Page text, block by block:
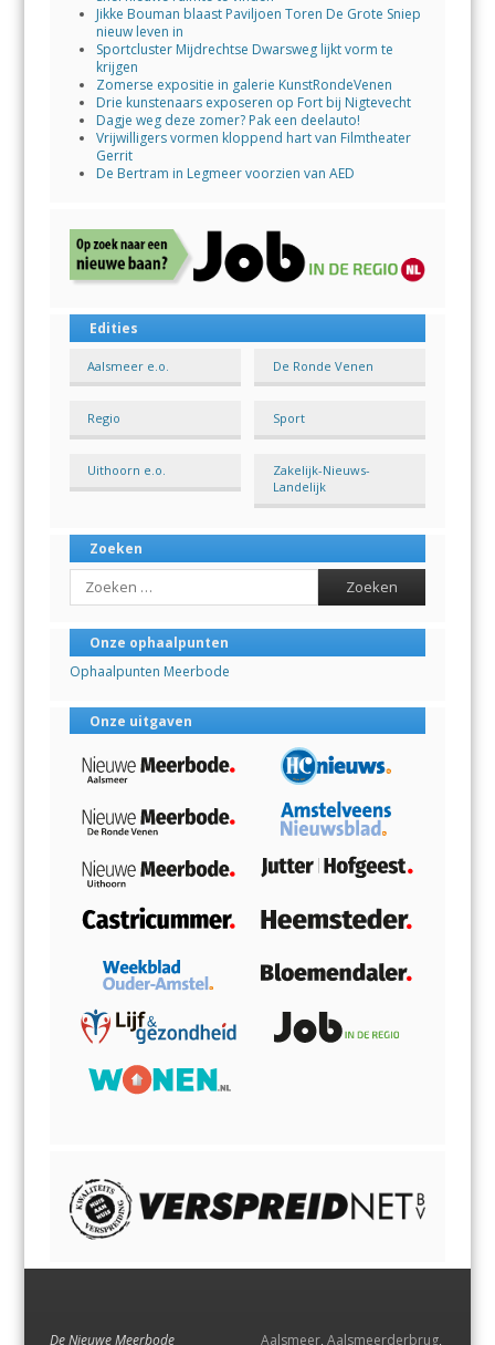
Jikke Bouman blaast Paviljoen Toren De Grote Sniep
nieuw leven in
Sportcluster Mijdrechtse Dwarsweg lijkt vorm te
krijgen
Zomerse expositie in galerie KunstRondeVenen
Drie kunstenaars exposeren op Fort bij Nigtevecht
Dagje weg deze zomer? Pak een deelauto!
Vrijwilligers vormen kloppend hart van Filmtheater
Gerrit
De Bertram in Legmeer voorzien van AED
Edities
Aalsmeer e.o. De Ronde Venen
Regio Sport
Uithoorn e.o.
Zakelijk-Nieuws-
Landelijk
Zoeken
Search
Onze ophaalpunten
Ophaalpunten Meerbode
Onze uitgaven
De Nieuwe Meerbode Aalsmeer, Aalsmeerderbrug,